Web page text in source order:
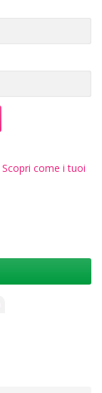
Scopri come i tuoi